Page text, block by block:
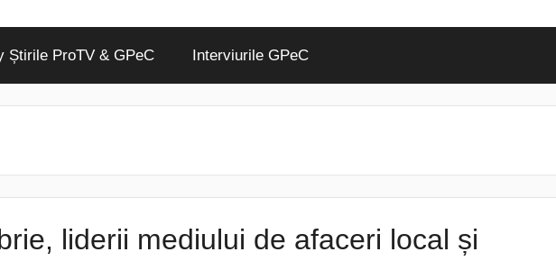
Știrile ProTV & GPeC Interviurile GPeC
liderii mediului de afaceri local și